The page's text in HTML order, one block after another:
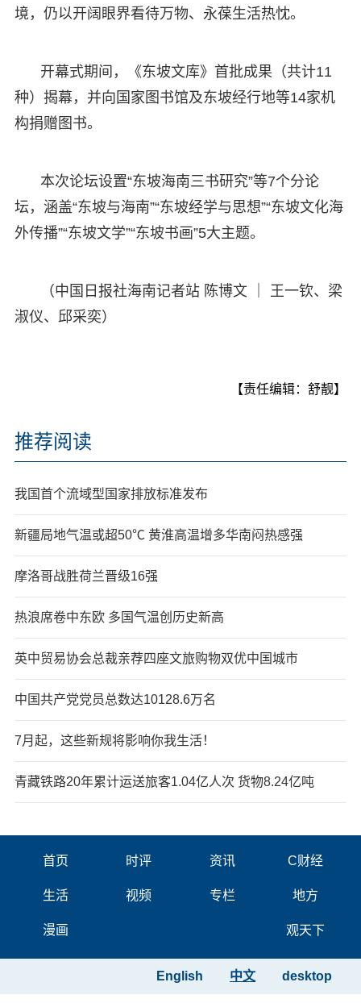
境，仍以开阔眼界看待万物、永葆生活热忱。
开幕式期间，《东坡文库》首批成果（共计11
种）揭幕，并向国家图书馆及东坡经行地等14家机
构捐赠图书。
本次论坛设置“东坡海南三书研究”等7个分论
坛，涵盖“东坡与海南”“东坡经学与思想”“东坡文化海
外传播”“东坡文学”“东坡书画”5大主题。
（中国日报社海南记者站 陈博文 ｜ 王一钦、梁
淑仪、邱采奕）
【责任编辑：舒靓】
推荐阅读
我国首个流域型国家排放标准发布
新疆局地气温或超50℃ 黄淮高温增多华南闷热感强
摩洛哥战胜荷兰晋级16强
热浪席卷中东欧 多国气温创历史新高
英中贸易协会总裁亲荐四座文旅购物双优中国城市
中国共产党党员总数达10128.6万名
7月起，这些新规将影响你我生活！
青藏铁路20年累计运送旅客1.04亿人次 货物8.24亿吨
首页 时评 资讯 C财经
生活 视频 专栏 地方
漫画 观天下
desktop
中文
English